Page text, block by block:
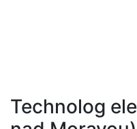
Technolog